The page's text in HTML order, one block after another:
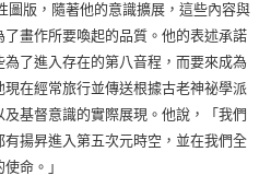
版，隨著他的意識擴展，這些內容與
畫作所要喚起的品質。他的表述承諾
了進入存在的第八音程，而要來成為
在經常旅行並傳送根據古老神祕學派
基督意識的實際展現。他說，「我們
揚昇進入第五次元時空，並在我們全
命。」